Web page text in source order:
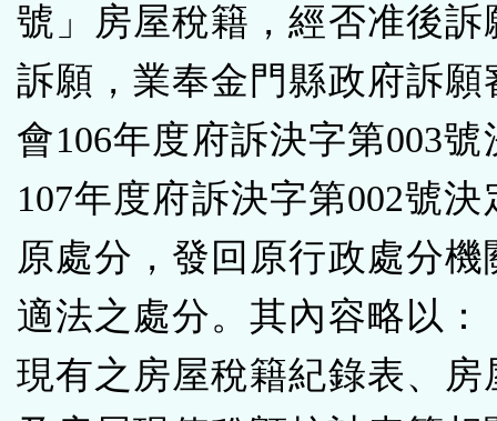
號」房屋稅籍，經否准後訴
訴願，業奉金門縣政府訴願
會106年度府訴決字第003號
107年度府訴決字第002號
原處分，發回原行政處分機
適法之處分。其內容略以
現有之房屋稅籍紀錄表、房